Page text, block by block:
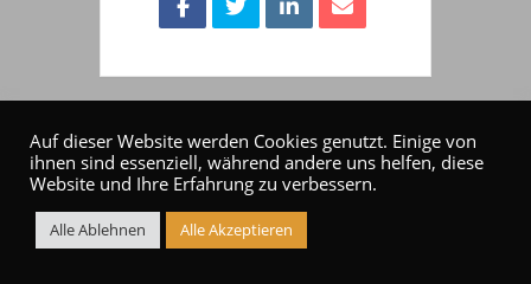
Auf dieser Website werden Cookies genutzt. Einige von
ihnen sind essenziell, während andere uns helfen, diese
Website und Ihre Erfahrung zu verbessern.
Alle Ablehnen Alle Akzeptieren